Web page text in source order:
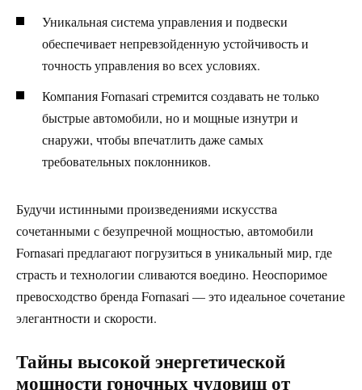
Уникальная система управления и подвески
обеспечивает непревзойденную устойчивость и
точность управления во всех условиях.
Компания Fornasari стремится создавать не только
быстрые автомобили, но и мощные изнутри и
снаружи, чтобы впечатлить даже самых
требовательных поклонников.
Будучи истинными произведениями искусства
сочетанными с безупречной мощностью, автомобили
Fornasari предлагают погрузиться в уникальный мир, где
страсть и технологии сливаются воедино. Неоспоримое
превосходство бренда Fornasari — это идеальное сочетание
элегантности и скорости.
Тайны высокой энергетической
мощности гоночных чудовищ от